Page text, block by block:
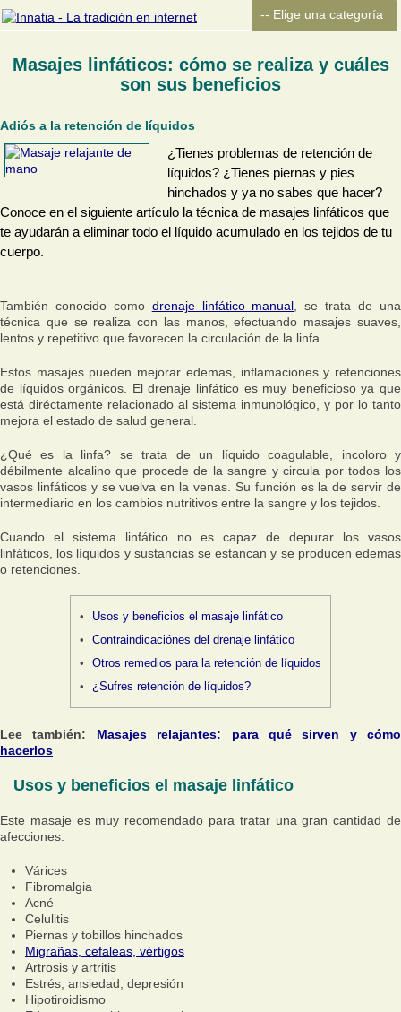
Masajes linfáticos: cómo se realiza y cuáles
son sus beneficios
Adiós a la retención de líquidos
¿Tienes problemas de retención de
líquidos? ¿Tienes piernas y pies
hinchados y ya no sabes que hacer?
Conoce en el siguiente artículo la técnica de masajes linfáticos que
te ayudarán a eliminar todo el líquido acumulado en los tejidos de tu
cuerpo.
También conocido como drenaje linfático manual , se trata de una
técnica que se realiza con las manos, efectuando masajes suaves,
lentos y repetitivo que favorecen la circulación de la linfa.
Estos masajes pueden mejorar edemas, inflamaciones y retenciones
de líquidos orgánicos. El drenaje linfático es muy beneficioso ya que
está diréctamente relacionado al sistema inmunológico, y por lo tanto
mejora el estado de salud general.
¿Qué es la linfa? se trata de un líquido coagulable, incoloro y
débilmente alcalino que procede de la sangre y circula por todos los
vasos linfáticos y se vuelva en la venas. Su función es la de servir de
intermediario en los cambios nutritivos entre la sangre y los tejidos.
Cuando el sistema linfático no es capaz de depurar los vasos
linfáticos, los líquidos y sustancias se estancan y se producen edemas
o retenciones.
Usos y beneficios el masaje linfático
Contraindicaciónes del drenaje linfático
Otros remedios para la retención de líquidos
¿Sufres retención de líquidos?
Lee también: Masajes relajantes: para qué sirven y cómo
hacerlos
Usos y beneficios el masaje linfático
Este masaje es muy recomendado para tratar una gran cantidad de
afecciones:
Várices
Fibromalgia
Acné
Celulitis
Piernas y tobillos hinchados
Migrañas, cefaleas, vértigos
Artrosis y artritis
Estrés, ansiedad, depresión
Hipotiroidismo